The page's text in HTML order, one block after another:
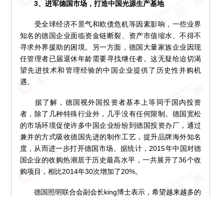
3、进军德国市场，打造中国光源生产基地
受全球经济不景气和欧债危机等因素影响，一些业界
知名的德国企业面临资金链断裂、资产市值缩水、不得不
寻求外界援助的困境。另一方面，德国大量家族企业因现
任管理者已届退休年龄需要寻找继任者。这无疑给迫切渴
望先进技术和管理经验的中国企业提供了历史性并购机
遇。
据了解，德国视外国投资者基本上等同于国内投资
者，除了几种特殊行业外，几乎没有任何限制。德国宽松
的市场环境促使许多中国企业纷纷到德国投资办厂，通过
兼并的方式吸收德国先进的制作工艺，提升品牌海外知名
度，从而进一步打开德国市场。据统计，2015年中国对德
国企业的收购热潮居于历史最高水平，一共展开了36个收
购项目，相比2014年30次增加了20%。
德国照明联合会副会长king博士表示，希望越来越多的